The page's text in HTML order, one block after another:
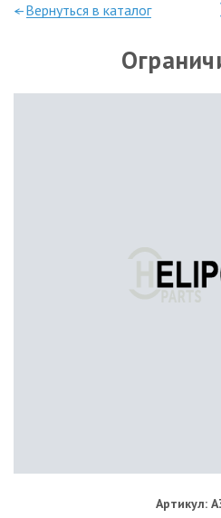
—Вернуться в каталог
Артикул: